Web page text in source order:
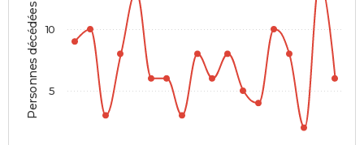
Personnes décédées 5
10